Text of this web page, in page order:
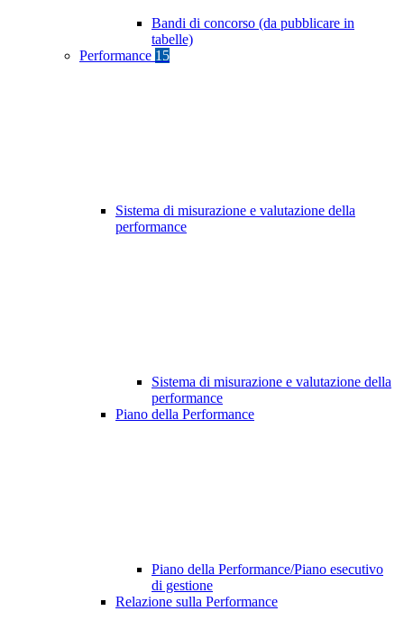
Bandi di concorso (da pubblicare in
tabelle)
Performance 15
Sistema di misurazione e valutazione della
performance
Sistema di misurazione e valutazione della
performance
Piano della Performance
Piano della Performance/Piano esecutivo
di gestione
Relazione sulla Performance